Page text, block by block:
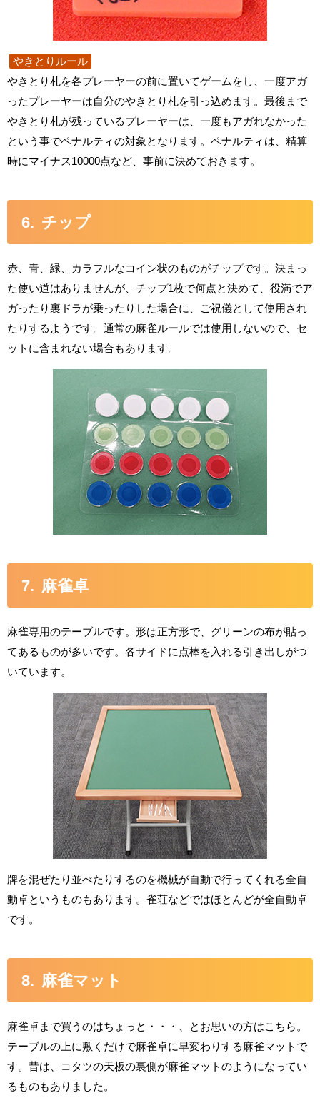
やきとりルール
やきとり札を各プレーヤーの前に置いてゲームをし、一度アガ
ったプレーヤーは自分のやきとり札を引っ込めます。最後まで
やきとり札が残っているプレーヤーは、一度もアガれなかった
という事でペナルティの対象となります。ペナルティは、精算
時にマイナス10000点など、事前に決めておきます。
チップ
赤、青、緑、カラフルなコイン状のものがチップです。決まっ
た使い道はありませんが、チップ1枚で何点と決めて、役満でア
ガったり裏ドラが乗ったりした場合に、ご祝儀として使用され
たりするようです。通常の麻雀ルールでは使用しないので、セ
ットに含まれない場合もあります。
麻雀卓
麻雀専用のテーブルです。形は正方形で、グリーンの布が貼っ
てあるものが多いです。各サイドに点棒を入れる引き出しがつ
いています。
牌を混ぜたり並べたりするのを機械が自動で行ってくれる全自
動卓というものもあります。雀荘などではほとんどが全自動卓
です。
麻雀マット
麻雀卓まで買うのはちょっと・・・、とお思いの方はこちら。
テーブルの上に敷くだけで麻雀卓に早変わりする麻雀マットで
す。昔は、コタツの天板の裏側が麻雀マットのようになってい
るものもありました。